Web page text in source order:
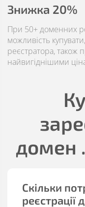
Знижка 20%
При 50+ доменних
можливість
реєстратора, також
найвигіднішими
домен
Скільки
реєстрації